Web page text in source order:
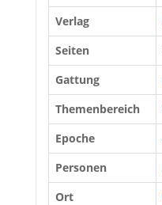
Verlag
Seiten
Gattung
Themenbereich
Epoche
Personen
Ort